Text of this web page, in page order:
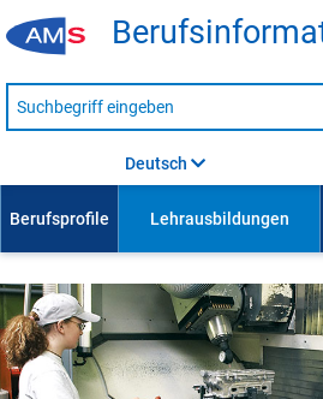
Suche
nach
Deutsch